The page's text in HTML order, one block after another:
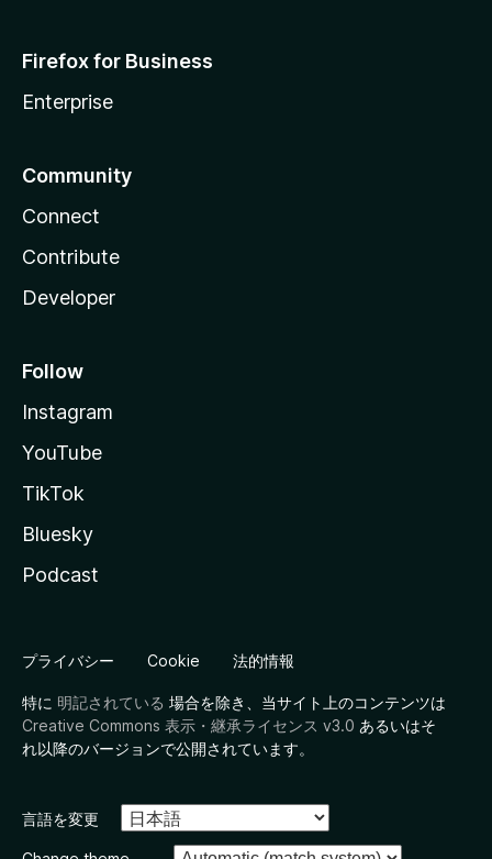
Firefox for Business
Enterprise
Community
Connect
Contribute
Developer
Follow
Instagram
YouTube
TikTok
Bluesky
Podcast
プライバシー Cookie 法的情報
特に 明記されている 場合を除き、当サイト上のコンテンツは
Creative Commons 表示・継承ライセンス v3.0 あるいはそ
れ以降のバージョンで公開されています。
言語を変更